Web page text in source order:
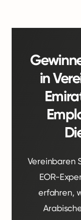
in
Vereinbaren
EOR-
erfahren,